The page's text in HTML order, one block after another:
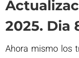
2025. Dia
Ahora mismo los